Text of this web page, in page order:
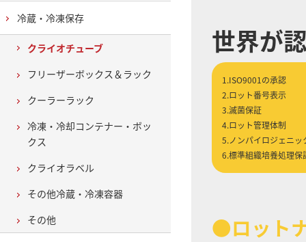
世界が
1.ISO9001の承認
2.ロット番号表示
3.滅菌保証
4.ロット管理体制
5.ノンパイロジェニッ
6.標準組織培養処理保
●ロット
冷蔵・冷凍保存
クライオチューブ
フリーザーボックス＆ラック
クーラーラック
冷凍・冷却コンテナー・ボッ
クス
クライオラベル
その他冷蔵・冷凍容器
その他